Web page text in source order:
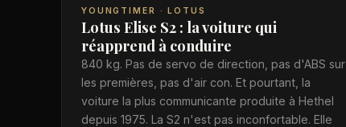
YOUNGTIMER · LOTUS
Lotus Elise S2 : la voiture qui
réapprend à conduire
840 kg. Pas de servo de direction, pas d'ABS sur
les premières, pas d'air con. Et pourtant, la
voiture la plus communicante produite à Hethel
depuis 1975. La S2 n'est pas inconfortable. Elle